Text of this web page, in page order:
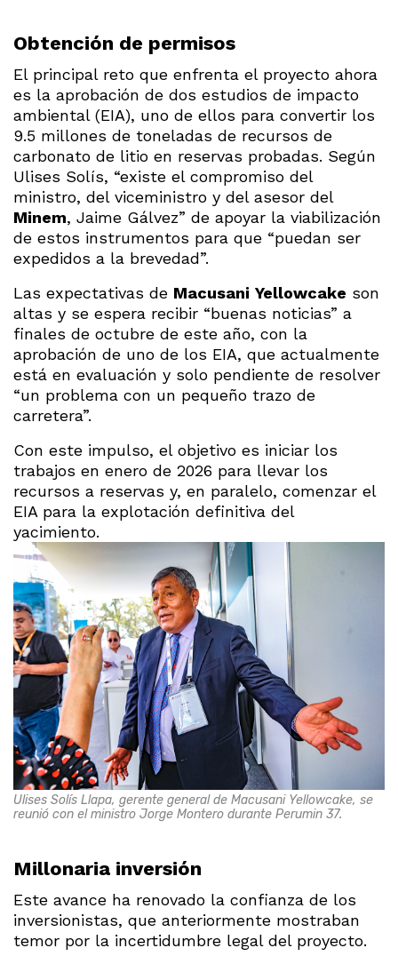
Obtención de permisos
El principal reto que enfrenta el proyecto ahora
es la aprobación de dos estudios de impacto
ambiental (EIA), uno de ellos para convertir los
9.5 millones de toneladas de recursos de
carbonato de litio en reservas probadas. Según
Ulises Solís, “existe el compromiso del
ministro, del viceministro y del asesor del
Minem, Jaime Gálvez” de apoyar la viabilización
de estos instrumentos para que “puedan ser
expedidos a la brevedad”.
Las expectativas de Macusani Yellowcake son
altas y se espera recibir “buenas noticias” a
finales de octubre de este año, con la
aprobación de uno de los EIA, que actualmente
está en evaluación y solo pendiente de resolver
“un problema con un pequeño trazo de
carretera”.
Con este impulso, el objetivo es iniciar los
trabajos en enero de 2026 para llevar los
recursos a reservas y, en paralelo, comenzar el
EIA para la explotación definitiva del
yacimiento.
Ulises Solís Llapa, gerente general de Macusani Yellowcake, se
reunió con el ministro Jorge Montero durante Perumin 37.
Millonaria inversión
Este avance ha renovado la confianza de los
inversionistas, que anteriormente mostraban
temor por la incertidumbre legal del proyecto.